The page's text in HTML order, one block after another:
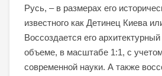
Русь, – в размерах его
известного как Детинец Киева
Воссоздается его
объеме, в масштабе 1:1, с
современной науки. А также